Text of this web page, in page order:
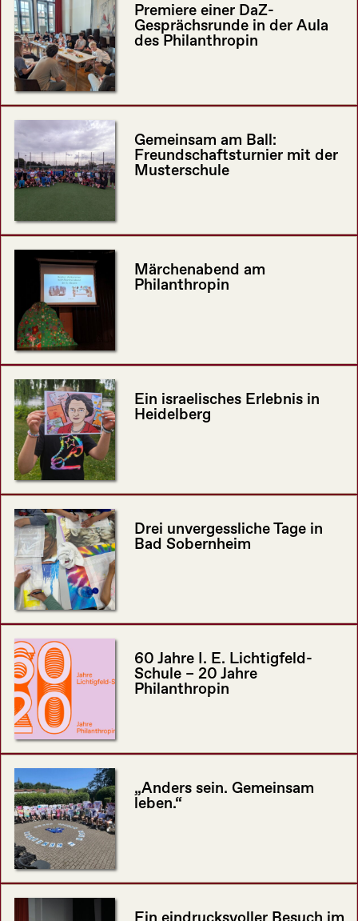
Premiere einer DaZ-
Gesprächsrunde in der Aula
des Philanthropin
Gemeinsam am Ball:
Freundschaftsturnier mit der
Musterschule
Märchenabend am
Philanthropin
Ein israelisches Erlebnis in
Heidelberg
Drei unvergessliche Tage in
Bad Sobernheim
60 Jahre I. E. Lichtigfeld-
Schule – 20 Jahre
Philanthropin
„Anders sein. Gemeinsam
leben.“